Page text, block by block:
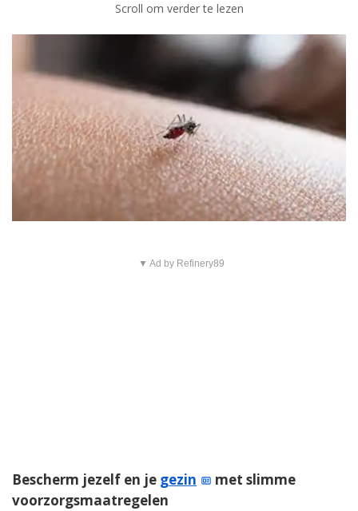
Scroll om verder te lezen
▼ Ad by Refinery89
Bescherm jezelf en je gezin
met slimme
voorzorgsmaatregelen